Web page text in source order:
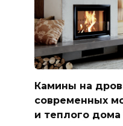
Камины на
современных
и теплого дома